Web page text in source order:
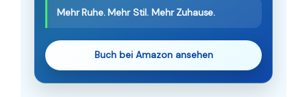
Mehr Ruhe. Mehr Stil. Mehr Zuhause.
Buch bei Amazon ansehen